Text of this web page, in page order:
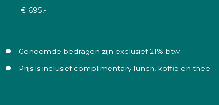
€ 695,-
Genoemde bedragen zijn exclusief 21% btw
Prijs is inclusief complimentary lunch, koffie en thee